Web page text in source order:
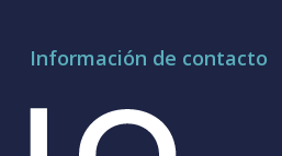
Información de contacto